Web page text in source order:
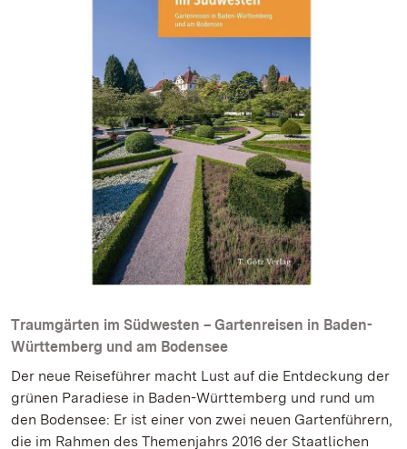
Traumgärten im Südwesten – Gartenreisen in Baden-
Württemberg und am Bodensee
Der neue Reiseführer macht Lust auf die Entdeckung der
grünen Paradiese in Baden-Württemberg und rund um
den Bodensee: Er ist einer von zwei neuen Gartenführern,
die im Rahmen des Themenjahrs 2016 der Staatlichen